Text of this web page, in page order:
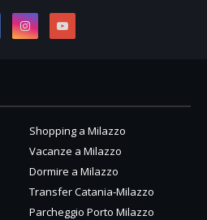
Shopping a Milazzo
Vacanze a Milazzo
Dormire a Milazzo
Transfer Catania-Milazzo
Parcheggio Porto Milazzo